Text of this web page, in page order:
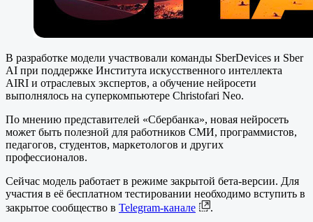
В разработке модели участвовали команды SberDevices и Sber
AI при поддержке Института искусственного интеллекта
AIRI и отраслевых экспертов, а обучение нейросети
выполнялось на суперкомпьютере Christofari Neo.
По мнению представителей «Сбербанка», новая нейросеть
может быть полезной для работников СМИ, программистов,
педагогов, студентов, маркетологов и других
профессионалов.
Сейчас модель работает в режиме закрытой бета-версии. Для
участия в её бесплатном тестировании необходимо вступить в
закрытое сообщество в Telegram-канале
.